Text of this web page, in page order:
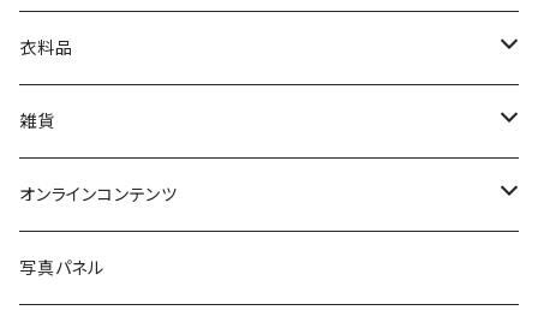
娯楽・エンターテインメント
古書セット
美術
衣料品
POLEWARDS
Tシャツ
雑貨
バッグ
ブックカバー
オンラインコンテンツ
冒険クロストーク
写真パネル